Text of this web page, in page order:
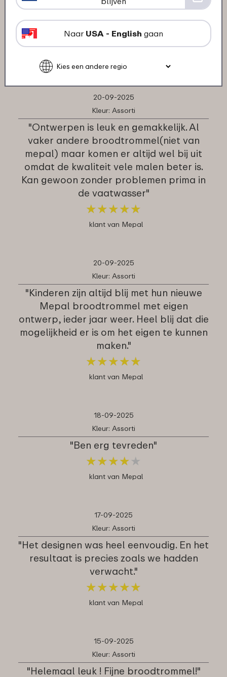
★★★★★
★★★★★
20-09-2025
Kleur: Assorti
"Ontwerpen is leuk en gemakkelijk. Al
vaker andere broodtrommel(niet van
mepal) maar komen er altijd wel bij uit
omdat de kwaliteit vele malen beter is.
Kan gewoon zonder problemen prima in
de vaatwasser"
★★★★★
★★★★★
klant van Mepal
20-09-2025
Kleur: Assorti
"Kinderen zijn altijd blij met hun nieuwe
Mepal broodtrommel met eigen
ontwerp, ieder jaar weer. Heel blij dat die
mogelijkheid er is om het eigen te kunnen
maken."
★★★★★
★★★★★
klant van Mepal
18-09-2025
Kleur: Assorti
"Ben erg tevreden"
★★★★ ★
★★★★ ★
klant van Mepal
17-09-2025
Kleur: Assorti
"Het designen was heel eenvoudig. En het
resultaat is precies zoals we hadden
verwacht."
★★★★★
★★★★★
klant van Mepal
15-09-2025
Kleur: Assorti
"Helemaal leuk ! Fijne broodtrommel!"
Naar USA - English gaan